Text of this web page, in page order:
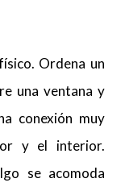
Ordena un
una ventana y
conexión muy
y el interior.
se acomoda